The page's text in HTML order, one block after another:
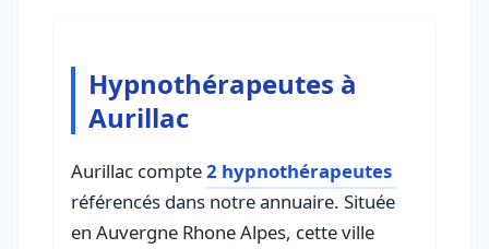
Hypnothérapeutes à
Aurillac
Aurillac compte2 hypnothérapeutes
référencés dans notre annuaire. Située
en Auvergne Rhone Alpes, cette ville